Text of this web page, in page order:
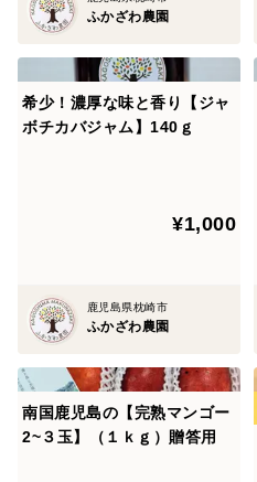
ふかざわ農園
希少！濃厚な味と香り【ジャ
ボチカバジャム】140ｇ
¥1,000
鹿児島県枕崎市
ふかざわ農園
南国鹿児島の【完熟マンゴー
2~３玉】（１ｋｇ）贈答用